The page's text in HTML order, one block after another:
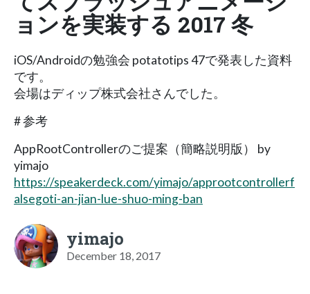
ョンを実装する 2017 冬
iOS/Androidの勉強会 potatotips 47で発表した資料
です。
会場はディップ株式会社さんでした。
# 参考
AppRootControllerのご提案（簡略説明版） by
yimajo
https://speakerdeck.com/yimajo/approotcontrollerf
alsegoti-an-jian-lue-shuo-ming-ban
yimajo
December 18, 2017